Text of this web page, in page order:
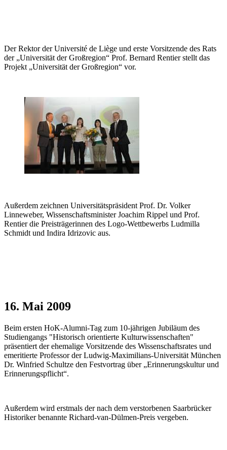
Der Rektor der Université de Liège und erste Vorsitzende des Rats
der „Universität der Großregion“ Prof. Bernard Rentier stellt das
Projekt „Universität der Großregion“ vor.
Außerdem zeichnen Universitätspräsident Prof. Dr. Volker
Linneweber, Wissenschaftsminister Joachim Rippel und Prof.
Rentier die Preisträgerinnen des Logo-Wettbewerbs Ludmilla
Schmidt und Indira Idrizovic aus.
16. Mai 2009
Beim ersten HoK-Alumni-Tag zum 10-jährigen Jubiläum des
Studiengangs "Historisch orientierte Kulturwissenschaften"
präsentiert der ehemalige Vorsitzende des Wissenschaftsrates und
emeritierte Professor der Ludwig-Maximilians-Universität München
Dr. Winfried Schultze den Festvortrag über „Erinnerungskultur und
Erinnerungspflicht“.
Außerdem wird erstmals der nach dem verstorbenen Saarbrücker
Historiker benannte Richard-van-Dülmen-Preis vergeben.